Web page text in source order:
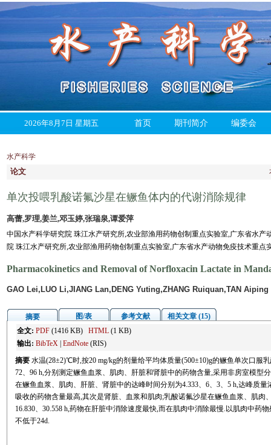
2026年8月7日 星期五 首页 期刊简介 编委会
水产科学
论文
单次投喂乳酸诺氟沙星在鳜鱼体内的代谢消除规律
高蕾,罗理,姜兰,邓玉婷,张瑞泉,谭爱萍
中国水产科学研究院 珠江水产研究所,农业部渔用药物创制重点实验室,广东省水
院 珠江水产研究所,农业部渔用药物创制重点实验室,广东省水产动物免疫技术重点
Pharmacokinetics and Removal of Norfloxacin Lactate in
GAO Lei,LUO Li,JIANG Lan,DENG Yuting,ZHANG Ruiquan,TAN Aiping
摘要 图/表 参考文献
相关文章 (15)
全文: PDF(1416 KB) HTML(1 KB)
输出: BibTeX| EndNote(RIS)
摘要 水温(28±2)℃时,按20 mg/kg的剂量给平均体质量(500±10)g的鳜鱼单次口服
72、96 h,分别测定鳜鱼血浆、肌肉、肝脏和肾脏中的药物含量,采用非房室模型
在鳜鱼血浆、肌肉、肝脏、肾脏中的达峰时间分别为4.333、6、3、5 h,达峰质量
吸收的药物含量最高,其次是肾脏、血浆和肌肉;乳酸诺氟沙星在鳜鱼血浆、肌肉
16.830、30.558 h,药物在肝脏中消除速度最快,而在肌肉中消除最慢.以肌肉中药
不低于24d.